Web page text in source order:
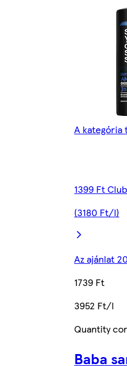
A
1399 Ft
(3180 Ft/l)
Az ajánlat
1739 Ft
3952 Ft/l
Quantity
Baba